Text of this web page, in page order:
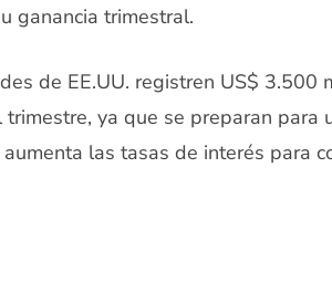
ganancia trimestral.
de EE.UU. registren US$ 3.500
ya que se preparan para
las tasas de interés para